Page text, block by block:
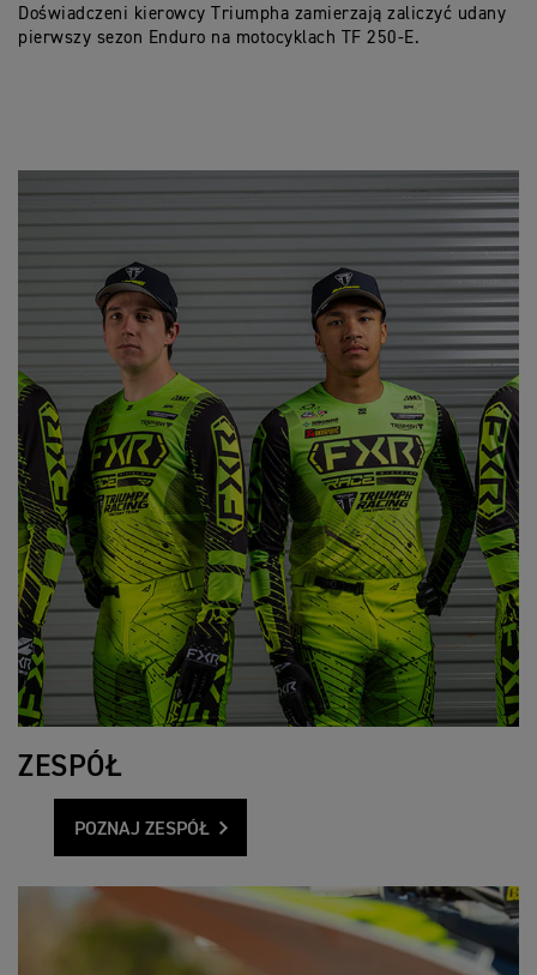
Doświadczeni kierowcy Triumpha zamierzają zaliczyć udany
pierwszy sezon Enduro na motocyklach TF 250-E.
ZESPÓŁ
POZNAJ ZESPÓŁ